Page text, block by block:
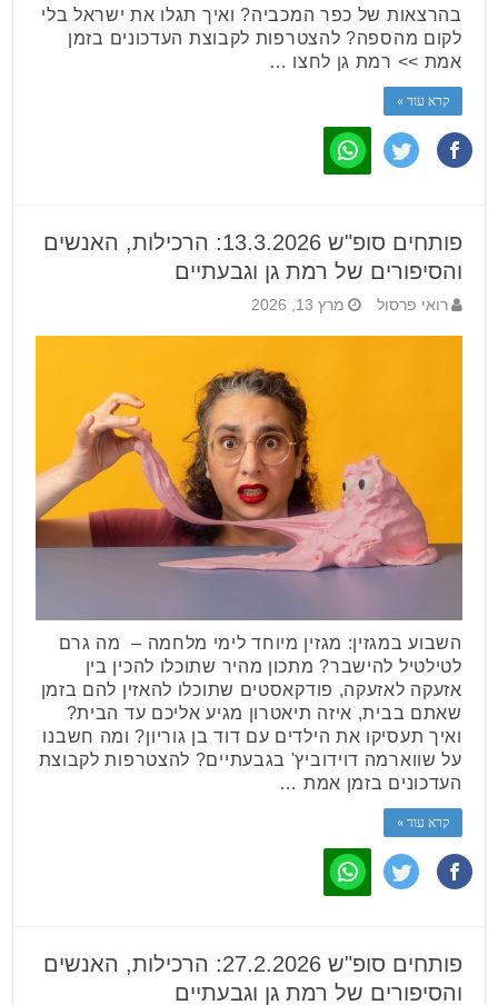
בהרצאות של כפר המכביה? ואיך תגלו את ישראל בלי
לקום מהספה? להצטרפות לקבוצת העדכונים בזמן
אמת >> רמת גן לחצו …
קרא עוד »
פותחים סופ"ש 13.3.2026: הרכילות, האנשים
והסיפורים של רמת גן וגבעתיים
רואי פרסול מרץ 13, 2026
השבוע במגזין: מגזין מיוחד לימי מלחמה – מה גרם
לטילטיל להישבר? מתכון מהיר שתוכלו להכין בין
אזעקה לאזעקה, פודקאסטים שתוכלו להאזין להם בזמן
שאתם בבית, איזה תיאטרון מגיע אליכם עד הבית?
ואיך תעסיקו את הילדים עם דוד בן גוריון? ומה חשבנו
על שווארמה דוידוביץ' בגבעתיים? להצטרפות לקבוצת
העדכונים בזמן אמת …
קרא עוד »
פותחים סופ"ש 27.2.2026: הרכילות, האנשים
והסיפורים של רמת גן וגבעתיים